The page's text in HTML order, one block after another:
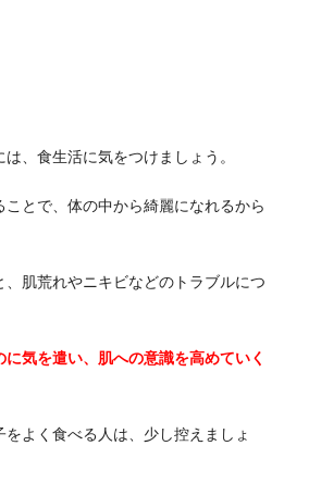
、食生活に気をつけましょう。
とで、体の中から綺麗になれるから
肌荒れやニキビなどのトラブルにつ
に気を遣い、肌への意識を高めていく
よく食べる人は、少し控えましょ